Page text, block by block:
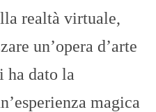
realtà virtuale,
un’opera d’arte
dato la
magica